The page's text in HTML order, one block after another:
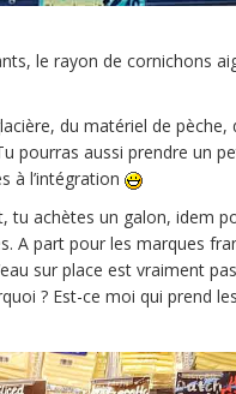
le rayon de cornichons
du matériel de
pourras aussi prendre un
à l’intégration
tu achètes un galon, idem
A part pour les marques
sur place est vraiment
? Est-ce moi qui prend